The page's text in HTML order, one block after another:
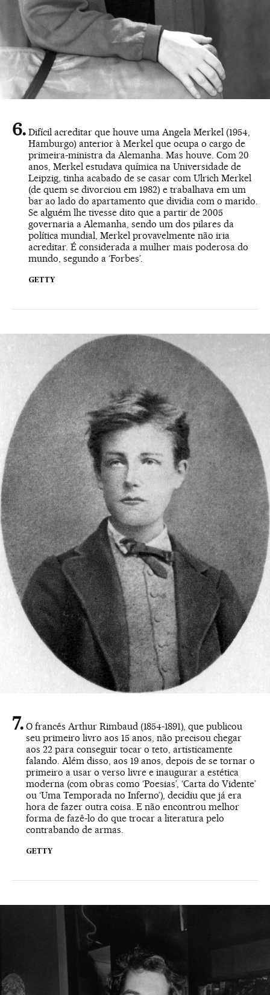
Difícil acreditar que houve uma Angela Merkel (1954,
Hamburgo) anterior à Merkel que ocupa o cargo de
primeira-ministra da Alemanha. Mas houve. Com 20
anos, Merkel estudava química na Universidade de
Leipzig, tinha acabado de se casar com Ulrich Merkel
(de quem se divorciou em 1982) e trabalhava em um
bar ao lado do apartamento que dividia com o marido.
Se alguém lhe tivesse dito que a partir de 2005
governaria a Alemanha, sendo um dos pilares da
política mundial, Merkel provavelmente não iria
acreditar. É considerada a mulher mais poderosa do
mundo, segundo a ‘Forbes’.
GETTY
O francês Arthur Rimbaud (1854-1891), que publicou
seu primeiro livro aos 15 anos, não precisou chegar
aos 22 para conseguir tocar o teto, artisticamente
falando. Além disso, aos 19 anos, depois de se tornar o
primeiro a usar o verso livre e inaugurar a estética
moderna (com obras como ‘Poesias’, ‘Carta do Vidente’
ou ‘Uma Temporada no Inferno’), decidiu que já era
hora de fazer outra coisa. E não encontrou melhor
forma de fazê-lo do que trocar a literatura pelo
contrabando de armas.
GETTY